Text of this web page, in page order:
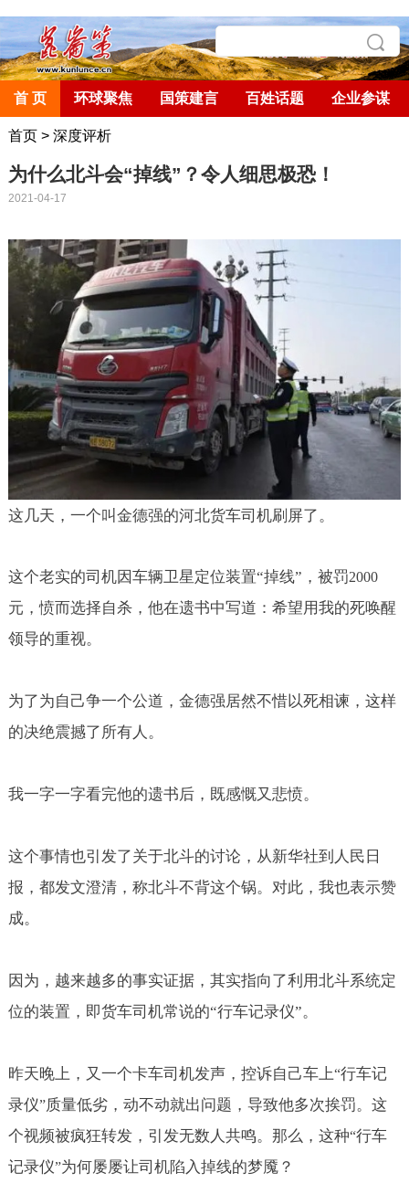
首 页 环球聚焦 国策建言 百姓话题 企业参谋
首页> 深度评析
为什么北斗会“掉线”？令人细思极恐！
2021-04-17
这几天，一个叫金德强的河北货车司机刷屏了。
这个老实的司机因车辆卫星定位装置“掉线”，被罚2000
元，愤而选择自杀，他在遗书中写道：希望用我的死唤醒
领导的重视。
为了为自己争一个公道，金德强居然不惜以死相谏，这样
的决绝震撼了所有人。
我一字一字看完他的遗书后，既感慨又悲愤。
这个事情也引发了关于北斗的讨论，从新华社到人民日
报，都发文澄清，称北斗不背这个锅。对此，我也表示赞
成。
因为，越来越多的事实证据，其实指向了利用北斗系统定
位的装置，即货车司机常说的“行车记录仪”。
昨天晚上，又一个卡车司机发声，控诉自己车上“行车记
录仪”质量低劣，动不动就出问题，导致他多次挨罚。这
个视频被疯狂转发，引发无数人共鸣。那么，这种“行车
记录仪”为何屡屡让司机陷入掉线的梦魇？